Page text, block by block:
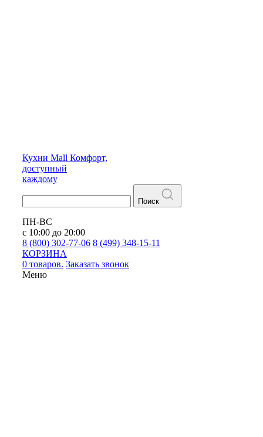
Кухни Mall Комфорт,
доступный
каждому
Поиск
ПН-ВС
с 10:00 до 20:00
8 (800) 302-77-06 8 (499) 348-15-11
КОРЗИНА
0 товаров. Заказать звонок
Меню